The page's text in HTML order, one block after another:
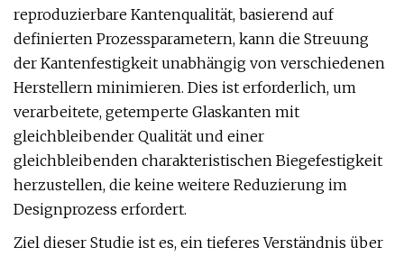
reproduzierbare Kantenqualität, basierend auf
definierten Prozessparametern, kann die Streuung
der Kantenfestigkeit unabhängig von verschiedenen
Herstellern minimieren. Dies ist erforderlich, um
verarbeitete, getemperte Glaskanten mit
gleichbleibender Qualität und einer
gleichbleibenden charakteristischen Biegefestigkeit
herzustellen, die keine weitere Reduzierung im
Designprozess erfordert.
Ziel dieser Studie ist es, ein tieferes Verständnis über